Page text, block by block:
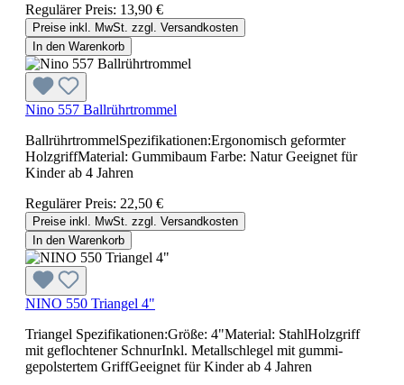
Regulärer Preis: 13,90 €
Preise inkl. MwSt. zzgl. Versandkosten
In den Warenkorb
Nino 557 Ballrührtrommel
BallrührtrommelSpezifikationen:Ergonomisch geformter
HolzgriffMaterial: Gummibaum Farbe: Natur Geeignet für
Kinder ab 4 Jahren
Regulärer Preis: 22,50 €
Preise inkl. MwSt. zzgl. Versandkosten
In den Warenkorb
NINO 550 Triangel 4"
Triangel Spezifikationen:Größe: 4"Material: StahlHolzgriff
mit geflochtener SchnurInkl. Metallschlegel mit gummi-
gepolstertem GriffGeeignet für Kinder ab 4 Jahren